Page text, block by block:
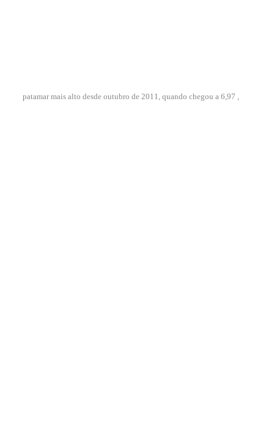
patamar mais alto desde outubro de 2011, quando chegou a 6,97 ,